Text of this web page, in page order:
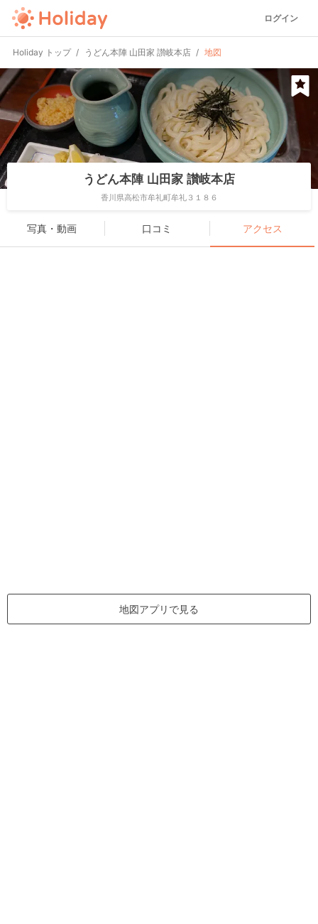
ログイン
Holiday トップ うどん本陣 山田家 讃岐本店 地図
うどん本陣 山田家 讃岐本店
香川県高松市牟礼町牟礼３１８６
写真・動画 口コミ アクセス
地図アプリで見る